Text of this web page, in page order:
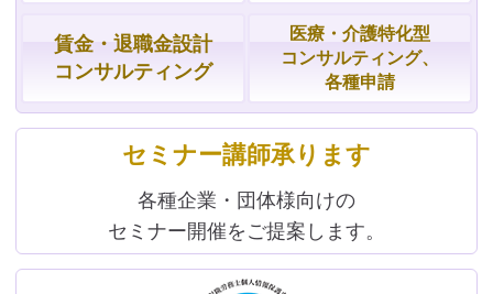
賃金・ 退職金設計
コンサルティング
医療・介護特化型
コンサルティング、
各種申請
セミナー講師承ります
各種企業・団体様向けの
セミナー開催をご提案します。